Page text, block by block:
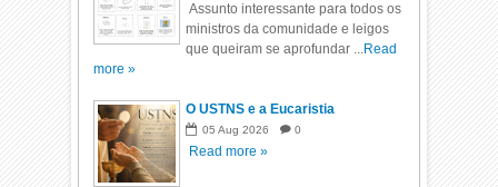
Assunto interessante para todos os
ministros da comunidade e leigos
que queiram se aprofundar ...Read
more »
O USTNS e a Eucaristia
05 Aug 2026 0
Read more »